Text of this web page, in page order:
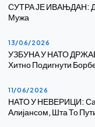
СУТРА ЈЕ ИВАЊДАН:
Мужа
13/06/2026
УЗБУНА У НАТО
Хитно Подигнути
11/06/2026
НАТО У НЕВЕРИЦИ:
Алијансом, Шта То